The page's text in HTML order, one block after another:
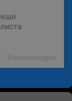
Рекомендую